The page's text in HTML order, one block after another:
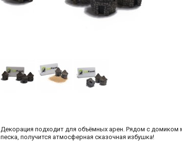
Декорация подходит для объёмных арен. Рядом с домиком
песка, получится атмосферная сказочная избушка!